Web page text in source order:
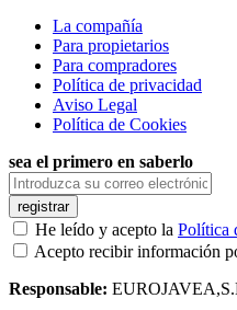
La compañía
Para propietarios
Para compradores
Política de privacidad
Aviso Legal
Política de Cookies
sea el primero en saberlo
registrar
He leído y acepto la Política
Acepto recibir información
Responsable: